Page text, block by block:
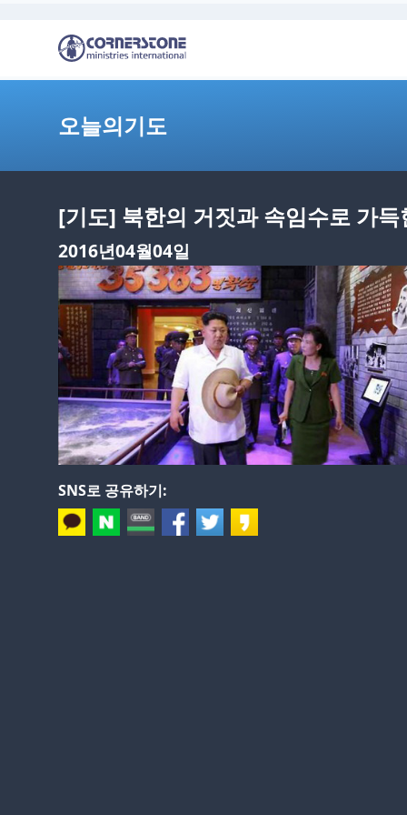
오늘의기도
[기도] 북한의 거짓과 속임수로 가
2016년04월04일
SNS로 공유하기: